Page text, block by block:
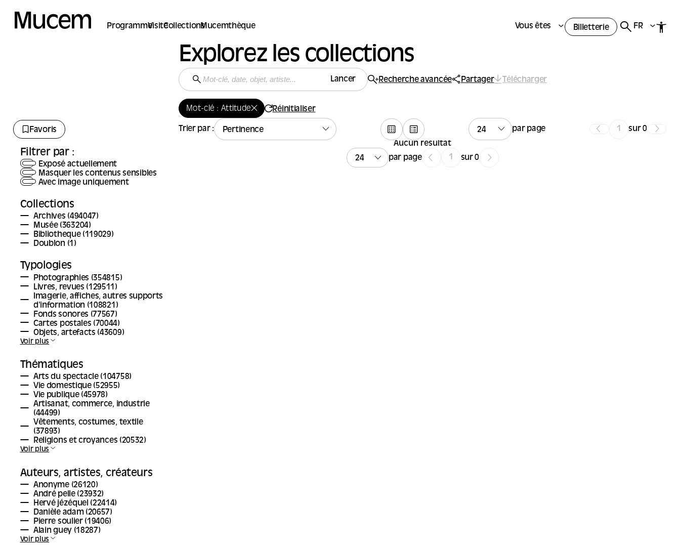
ProgrammeVisiteCollectionsMucemthèque Vous êtes Billetterie FR
Explorez les collections
Lancer Recherche avancée Partager Télécharger
Mot-clé : Attitude Réinitialiser
Favoris Trier par : par page sur 0
Filtrer par :
Exposé actuellement
Masquer les contenus sensibles
Avec image uniquement
Collections
Archives (494047)
Musée (363204)
Bibliotheque (119029)
Doublon (1)
Typologies
Photographies (354815)
Livres, revues (129511)
Imagerie, affiches, autres supports
d'information (108821)
Fonds sonores (77567)
Cartes postales (70044)
Objets, artefacts (43609)
Voir plus
Thématiques
Arts du spectacle (104758)
Vie domestique (52955)
Vie publique (45978)
Artisanat, commerce, industrie
(44499)
Vêtements, costumes, textile
(37893)
Religions et croyances (20532)
Voir plus
Auteurs, artistes, créateurs
Anonyme (26120)
André pelle (23932)
Hervé jézéquel (22414)
Danièle adam (20657)
Pierre soulier (19406)
Alain guey (18287)
Voir plus
Aucun résultat
par page
sur 0